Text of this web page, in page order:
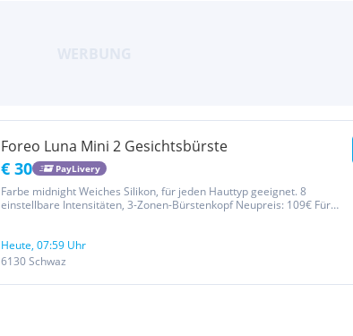
Foreo Luna Mini 2 Gesichtsbürste
€ 30 PayLivery
Farbe midnight Weiches Silikon, für jeden Hauttyp geeignet. 8
einstellbare Intensitäten, 3-Zonen-Bürstenkopf Neupreis: 109€ Für
Heute, 07:59 Uhr
6130 Schwaz